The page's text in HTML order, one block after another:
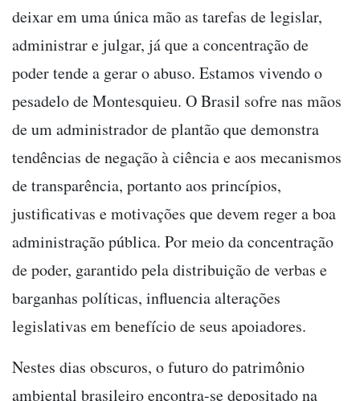
deixar em uma única mão as tarefas de legislar,
administrar e julgar, já que a concentração de
poder tende a gerar o abuso. Estamos vivendo o
pesadelo de Montesquieu. O Brasil sofre nas mãos
de um administrador de plantão que demonstra
tendências de negação à ciência e aos mecanismos
de transparência, portanto aos princípios,
justificativas e motivações que devem reger a boa
administração pública. Por meio da concentração
de poder, garantido pela distribuição de verbas e
barganhas políticas, influencia alterações
legislativas em benefício de seus apoiadores.
Nestes dias obscuros, o futuro do patrimônio
ambiental brasileiro encontra-se depositado na